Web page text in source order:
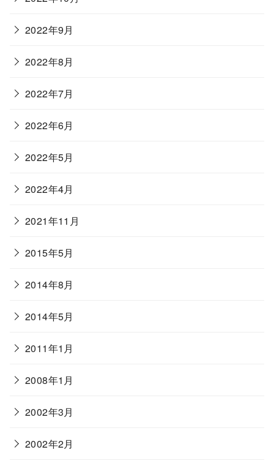
2022年9月
2022年8月
2022年7月
2022年6月
2022年5月
2022年4月
2021年11月
2015年5月
2014年8月
2014年5月
2011年1月
2008年1月
2002年3月
2002年2月